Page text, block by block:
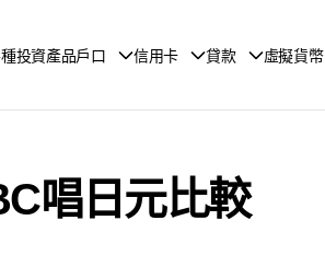
投資產品戶口 信用卡 貸款 虛擬貨幣
唱日元比較